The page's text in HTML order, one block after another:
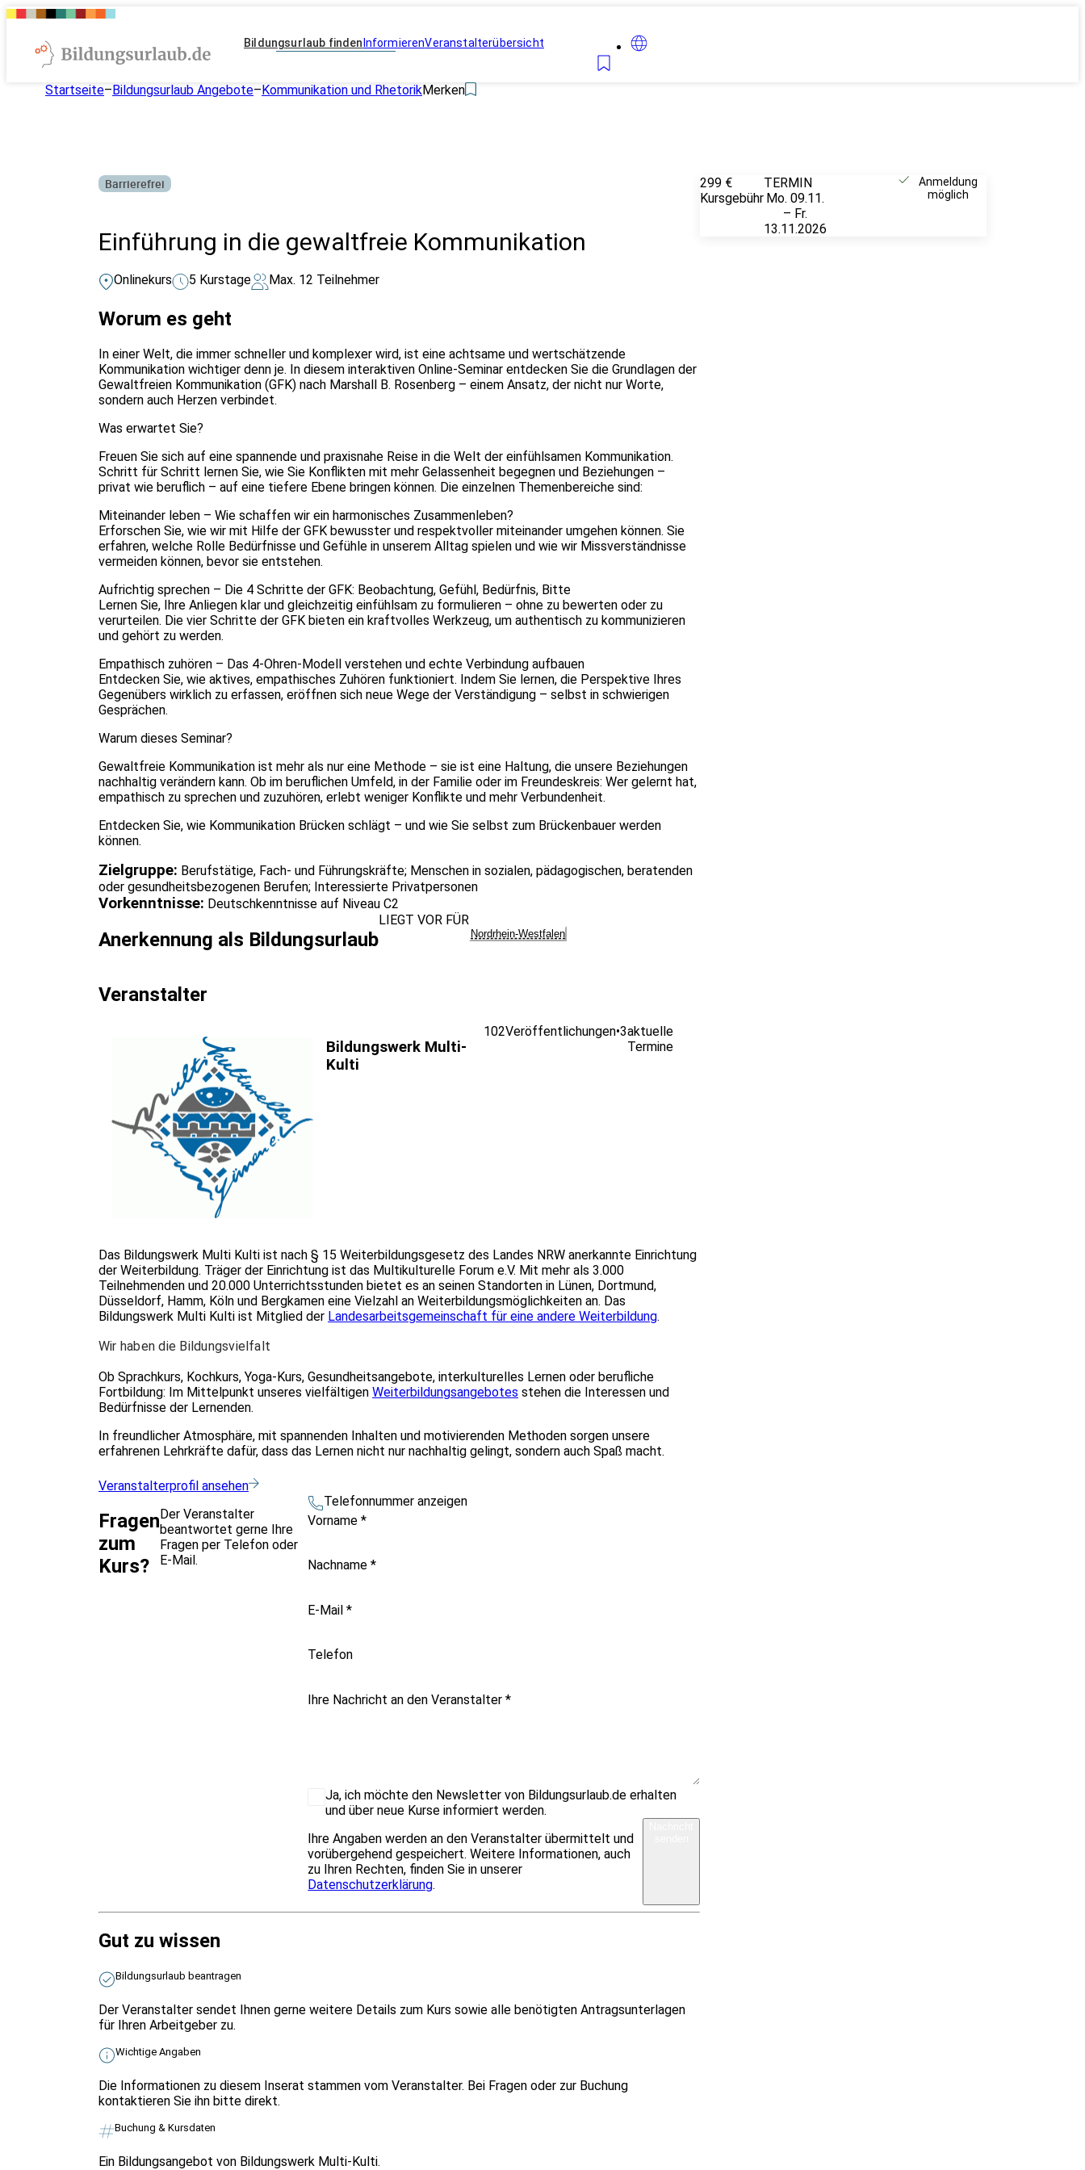
Bildungsurlaub finden InformierenVeranstalterübersicht
Startseite–Bildungsurlaub Angebote–Kommunikation und RhetorikMerken
Barrierefrei
Einführung in die gewaltfreie Kommunikation
Onlinekurs 5 Kurstage Max. 12 Teilnehmer
Worum es geht
In einer Welt, die immer schneller und komplexer wird, ist eine achtsame und wertschätzende
Kommunikation wichtiger denn je. In diesem interaktiven Online-Seminar entdecken Sie die Grundlagen der
Gewaltfreien Kommunikation (GFK) nach Marshall B. Rosenberg – einem Ansatz, der nicht nur Worte,
sondern auch Herzen verbindet.
Was erwartet Sie?
Freuen Sie sich auf eine spannende und praxisnahe Reise in die Welt der einfühlsamen Kommunikation.
Schritt für Schritt lernen Sie, wie Sie Konflikten mit mehr Gelassenheit begegnen und Beziehungen –
privat wie beruflich – auf eine tiefere Ebene bringen können. Die einzelnen Themenbereiche sind:
Miteinander leben – Wie schaffen wir ein harmonisches Zusammenleben?
Erforschen Sie, wie wir mit Hilfe der GFK bewusster und respektvoller miteinander umgehen können. Sie
erfahren, welche Rolle Bedürfnisse und Gefühle in unserem Alltag spielen und wie wir Missverständnisse
vermeiden können, bevor sie entstehen.
Aufrichtig sprechen – Die 4 Schritte der GFK: Beobachtung, Gefühl, Bedürfnis, Bitte
Lernen Sie, Ihre Anliegen klar und gleichzeitig einfühlsam zu formulieren – ohne zu bewerten oder zu
verurteilen. Die vier Schritte der GFK bieten ein kraftvolles Werkzeug, um authentisch zu kommunizieren
und gehört zu werden.
Empathisch zuhören – Das 4-Ohren-Modell verstehen und echte Verbindung aufbauen
Entdecken Sie, wie aktives, empathisches Zuhören funktioniert. Indem Sie lernen, die Perspektive Ihres
Gegenübers wirklich zu erfassen, eröffnen sich neue Wege der Verständigung – selbst in schwierigen
Gesprächen.
Warum dieses Seminar?
Gewaltfreie Kommunikation ist mehr als nur eine Methode – sie ist eine Haltung, die unsere Beziehungen
nachhaltig verändern kann. Ob im beruflichen Umfeld, in der Familie oder im Freundeskreis: Wer gelernt hat,
empathisch zu sprechen und zuzuhören, erlebt weniger Konflikte und mehr Verbundenheit.
Entdecken Sie, wie Kommunikation Brücken schlägt – und wie Sie selbst zum Brückenbauer werden
können.
Zielgruppe: Berufstätige, Fach- und Führungskräfte; Menschen in sozialen, pädagogischen, beratenden
oder gesundheitsbezogenen Berufen; Interessierte Privatpersonen
Vorkenntnisse: Deutschkenntnisse auf Niveau C2
Anerkennung als Bildungsurlaub
LIEGT VOR FÜR
Nordrhein-Westfalen
Veranstalter
Bildungswerk Multi-
Kulti
102Veröffentlichungen•3aktuelle
Termine
Das Bildungswerk Multi Kulti ist nach § 15 Weiterbildungsgesetz des Landes NRW anerkannte Einrichtung
der Weiterbildung. Träger der Einrichtung ist das Multikulturelle Forum e.V. Mit mehr als 3.000
Teilnehmenden und 20.000 Unterrichtsstunden bietet es an seinen Standorten in Lünen, Dortmund,
Düsseldorf, Hamm, Köln und Bergkamen eine Vielzahl an Weiterbildungsmöglichkeiten an. Das
Bildungswerk Multi Kulti ist Mitglied der Landesarbeitsgemeinschaft für eine andere Weiterbildung.
Wir haben die Bildungsvielfalt
Ob Sprachkurs, Kochkurs, Yoga-Kurs, Gesundheitsangebote, interkulturelles Lernen oder berufliche
Fortbildung: Im Mittelpunkt unseres vielfältigen Weiterbildungsangebotes stehen die Interessen und
Bedürfnisse der Lernenden.
In freundlicher Atmosphäre, mit spannenden Inhalten und motivierenden Methoden sorgen unsere
erfahrenen Lehrkräfte dafür, dass das Lernen nicht nur nachhaltig gelingt, sondern auch Spaß macht.
Veranstalterprofil ansehen
Fragen
zum
Kurs?
Der Veranstalter
beantwortet gerne Ihre
Fragen per Telefon oder
E-Mail.
Telefonnummer anzeigen
Vorname*
Nachname*
E-Mail*
Telefon
Ihre Nachricht an den Veranstalter*
Ja, ich möchte den Newsletter von Bildungsurlaub.de erhalten
und über neue Kurse informiert werden.
Ihre Angaben werden an den Veranstalter übermittelt und
vorübergehend gespeichert. Weitere Informationen, auch
zu Ihren Rechten, finden Sie in unserer
Datenschutzerklärung.
Gut zu wissen
Bildungsurlaub beantragen
Der Veranstalter sendet Ihnen gerne weitere Details zum Kurs sowie alle benötigten Antragsunterlagen
für Ihren Arbeitgeber zu.
Wichtige Angaben
Die Informationen zu diesem Inserat stammen vom Veranstalter. Bei Fragen oder zur Buchung
kontaktieren Sie ihn bitte direkt.
Buchung & Kursdaten
Ein Bildungsangebot von Bildungswerk Multi-Kulti.
299 €
Kursgebühr
TERMIN
Mo. 09.11.
– Fr.
13.11.2026
Anmeldung
möglich